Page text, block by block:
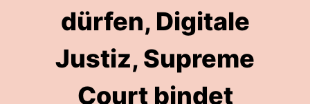
dürfen, Digitale
Justiz, Supreme
Court bindet